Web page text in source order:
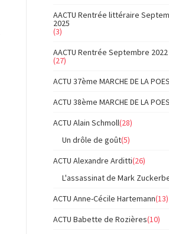
AACTU Rentrée littéraire
2025
(3)
AACTU Rentrée Septembre 2022
(27)
ACTU 37ème MARCHE DE LA
ACTU 38ème MARCHE DE LA
ACTU Alain Schmoll(28)
Un drôle de goût(5)
ACTU Alexandre Arditti(26)
L'assassinat de Mark
ACTU Anne-Cécile Hartemann(13)
ACTU Babette de Rozières(10)